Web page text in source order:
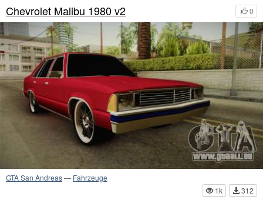
0
Chevrolet Malibu 1980 v2
GTA San Andreas— Fahrzeuge
1k
312